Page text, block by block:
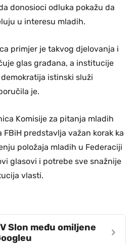
donosioci odluka pokažu da
u interesu mladih.
primjer je takvog djelovanja i
glas građana, a institucije
istinski služi
je.
Komisije za pitanja mladih
predstavlja važan korak ka
položaja mladih u Federaciji
glasovi i potrebe sve snažnije
vlasti.
Slon među omiljene
›